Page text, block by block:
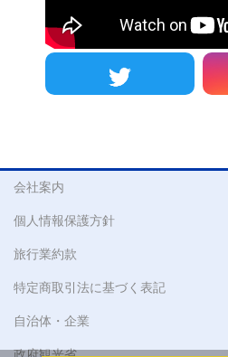
会社案内
個人情報保護方針
旅行業約款
特定商取引法に基づく表記
自治体・企業